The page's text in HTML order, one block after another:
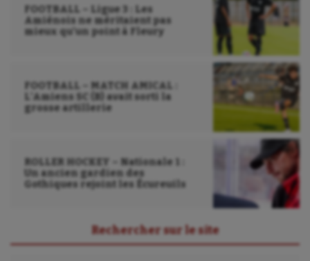
Sport-santé
Tir
Triathlon
Voile
Water-polo
FOOTBALL – Ligue 3 : Les
Amiénois ne méritaient pas
mieux qu’un point à Fleury
FOOTBALL – MATCH AMICAL :
L’Amiens SC (B) avait sorti la
grosse artillerie
ROLLER HOCKEY – Nationale 1 :
Un ancien gardien des
Gothiques rejoint les Écureuils
Rechercher sur le site